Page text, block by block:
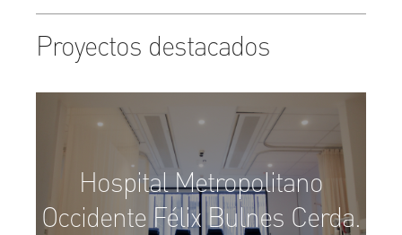
Proyectos destacados
Hospital Metropolitano
Occidente Félix Bulnes Cerda.